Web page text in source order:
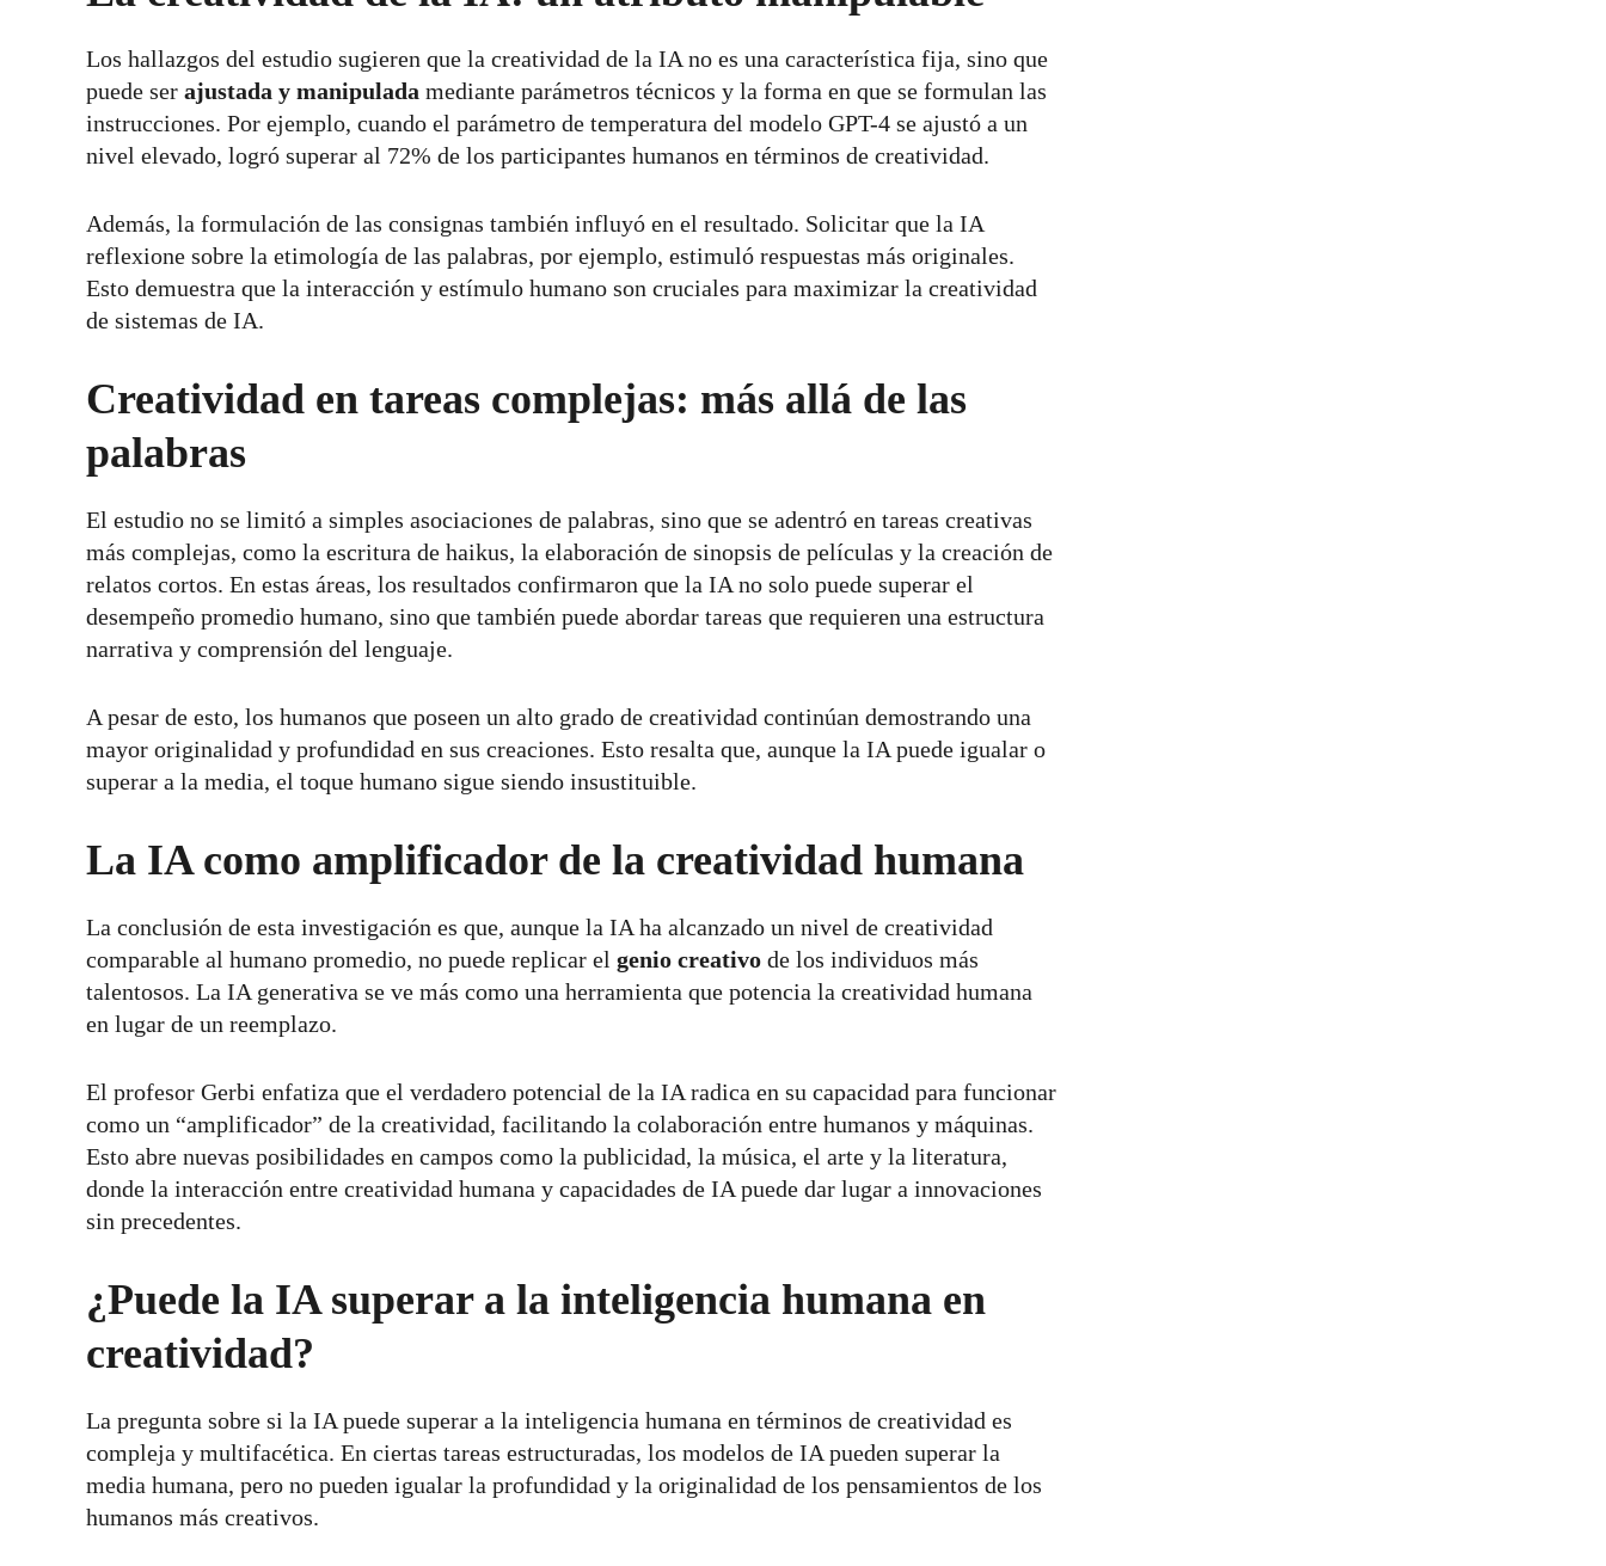
Los hallazgos del estudio sugieren que la creatividad de la IA no es una característica fija, sino que
puede ser ajustada y manipulada mediante parámetros técnicos y la forma en que se formulan las
instrucciones. Por ejemplo, cuando el parámetro de temperatura del modelo GPT-4 se ajustó a un
nivel elevado, logró superar al 72% de los participantes humanos en términos de creatividad.
Además, la formulación de las consignas también influyó en el resultado. Solicitar que la IA
reflexione sobre la etimología de las palabras, por ejemplo, estimuló respuestas más originales.
Esto demuestra que la interacción y estímulo humano son cruciales para maximizar la creatividad
de sistemas de IA.
Creatividad en tareas complejas: más allá de las
palabras
El estudio no se limitó a simples asociaciones de palabras, sino que se adentró en tareas creativas
más complejas, como la escritura de haikus, la elaboración de sinopsis de películas y la creación de
relatos cortos. En estas áreas, los resultados confirmaron que la IA no solo puede superar el
desempeño promedio humano, sino que también puede abordar tareas que requieren una estructura
narrativa y comprensión del lenguaje.
A pesar de esto, los humanos que poseen un alto grado de creatividad continúan demostrando una
mayor originalidad y profundidad en sus creaciones. Esto resalta que, aunque la IA puede igualar o
superar a la media, el toque humano sigue siendo insustituible.
La IA como amplificador de la creatividad humana
La conclusión de esta investigación es que, aunque la IA ha alcanzado un nivel de creatividad
comparable al humano promedio, no puede replicar el genio creativo de los individuos más
talentosos. La IA generativa se ve más como una herramienta que potencia la creatividad humana
en lugar de un reemplazo.
El profesor Gerbi enfatiza que el verdadero potencial de la IA radica en su capacidad para funcionar
como un “amplificador” de la creatividad, facilitando la colaboración entre humanos y máquinas.
Esto abre nuevas posibilidades en campos como la publicidad, la música, el arte y la literatura,
donde la interacción entre creatividad humana y capacidades de IA puede dar lugar a innovaciones
sin precedentes.
¿Puede la IA superar a la inteligencia humana en
creatividad?
La pregunta sobre si la IA puede superar a la inteligencia humana en términos de creatividad es
compleja y multifacética. En ciertas tareas estructuradas, los modelos de IA pueden superar la
media humana, pero no pueden igualar la profundidad y la originalidad de los pensamientos de los
humanos más creativos.